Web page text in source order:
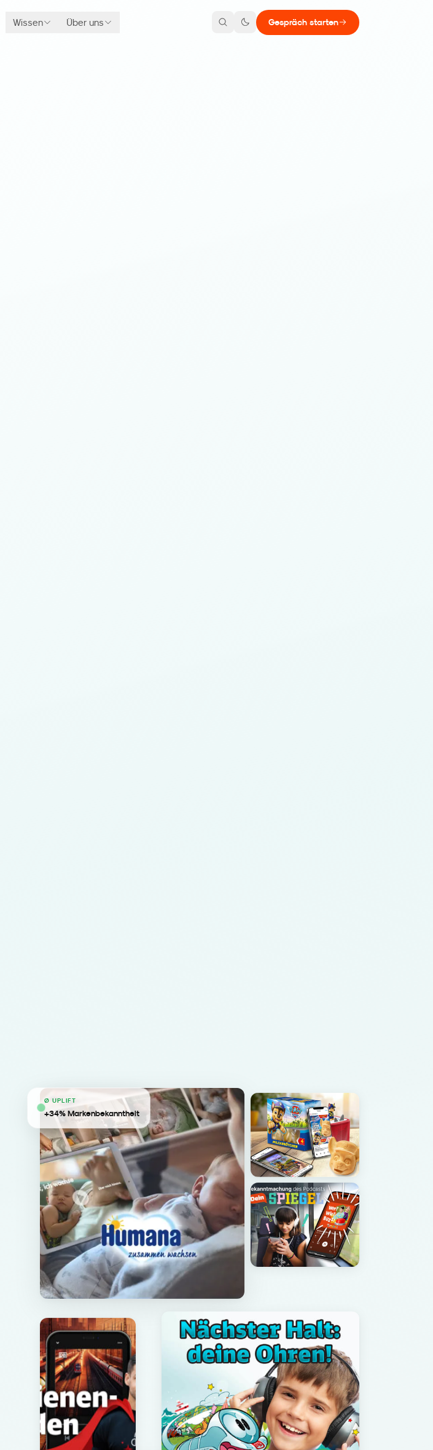
Wissen Über uns Gespräch starten
Ø UPLIFT
+34% Markenbekanntheit